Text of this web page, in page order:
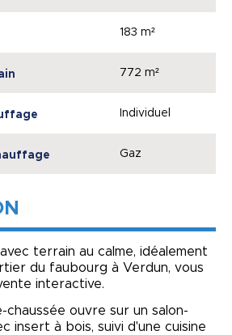
183 m²
772 m²
Individuel
Gaz
terrain au calme, idéalement
du faubourg à Verdun, vous
interactive.
chaussée ouvre sur un salon-
insert à bois, suivi d'une cuisine